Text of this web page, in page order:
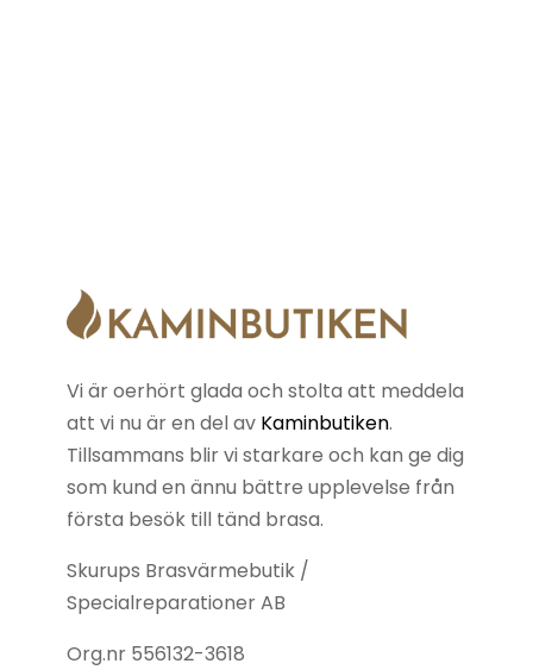
Vi är oerhört glada och stolta att meddela
att vi nu är en del av Kaminbutiken.
Tillsammans blir vi starkare och kan ge dig
som kund en ännu bättre upplevelse från
första besök till tänd brasa.
Skurups Brasvärmebutik /
Specialreparationer AB
Org.nr 556132-3618